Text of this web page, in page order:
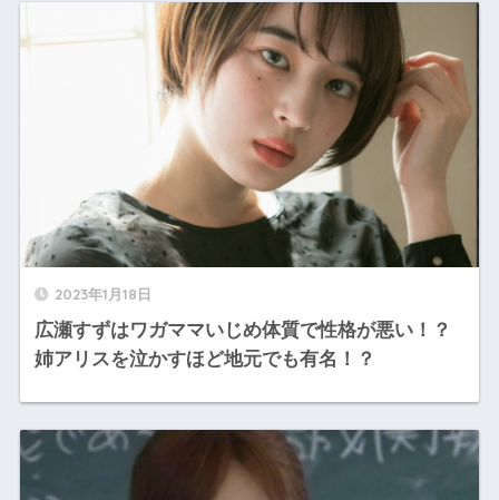
2023年1月18日
広瀬すずはワガママいじめ体質で性格が悪い！？
姉アリスを泣かすほど地元でも有名！？